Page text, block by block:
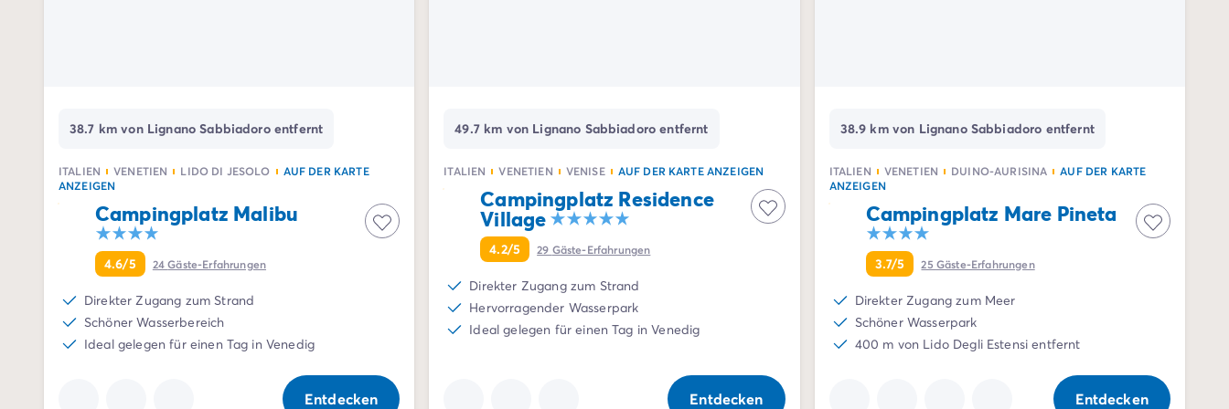
Weitere Unterkünfte/de/spezialunterkuenfte
Mobilheime für Großfamilien/de/mobilheime-familie
Mobilheime für Personen mit eingeschränkter Mobilität
/de/mobilheime-pem
Mietobjekte By Roan/de/vermietung-by-roan
Willkommen bei homair
Erleben Sie die Erfahrung
Service & praktische Infos
Services & Ausstattung
Unsere Catering-Pakete
38.7 km von Lignano Sabbiadoro entfernt
ITALIEN VENETIEN LIDO DI JESOLO
AUF DER KARTE
ANZEIGEN
Campingplatz Malibu
4.6/5 24Gäste-Erfahrungen
Direkter Zugang zum Strand
Schöner Wasserbereich
Ideal gelegen für einen Tag in Venedig
Entdecken
49.7 km von Lignano Sabbiadoro entfernt
ITALIEN VENETIEN VENISE AUF DER KARTE ANZEIGEN
Campingplatz Residence
Village
4.2/5 29 Gäste-Erfahrungen
Direkter Zugang zum Strand
Hervorragender Wasserpark
Ideal gelegen für einen Tag in Venedig
Entdecken
38.9 km von Lignano Sabbiadoro entfernt
ITALIEN VENETIEN DUINO-AURISINA
AUF DER KARTE
ANZEIGEN
Campingplatz Mare Pineta
3.7/5 25 Gäste-Erfahrungen
Direkter Zugang zum Meer
Schöner Wasserpark
400 m von Lido Degli Estensi entfernt
Entdecken